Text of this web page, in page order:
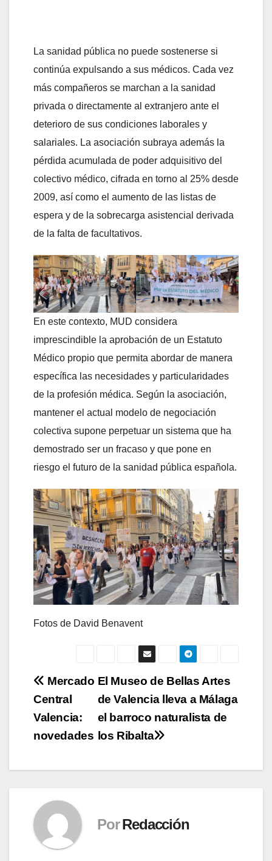
La sanidad pública no puede sostenerse si
continúa expulsando a sus médicos. Cada vez
más compañeros se marchan a la sanidad
privada o directamente al extranjero ante el
deterioro de sus condiciones laborales y
salariales. La asociación subraya además la
pérdida acumulada de poder adquisitivo del
colectivo médico, cifrada en torno al 25% desde
2009, así como el aumento de las listas de
espera y de la sobrecarga asistencial derivada
de la falta de facultativos.
En este contexto, MUD considera
imprescindible la aprobación de un Estatuto
Médico propio que permita abordar de manera
específica las necesidades y particularidades
de la profesión médica. Según la asociación,
mantener el actual modelo de negociación
colectiva supone perpetuar un sistema que ha
demostrado ser un fracaso y que pone en
riesgo el futuro de la sanidad pública española.
Fotos de David Benavent
Navegación
de
entradas
El Museo de Bellas Artes
de Valencia lleva a Málaga
el barroco naturalista de
los Ribalta
Mercado
Central
Valencia:
novedades
Por Redacción